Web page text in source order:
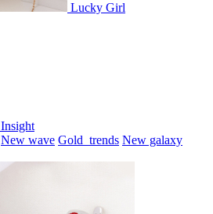
Lucky Girl
Insight
New wave Gold_trends New galaxy